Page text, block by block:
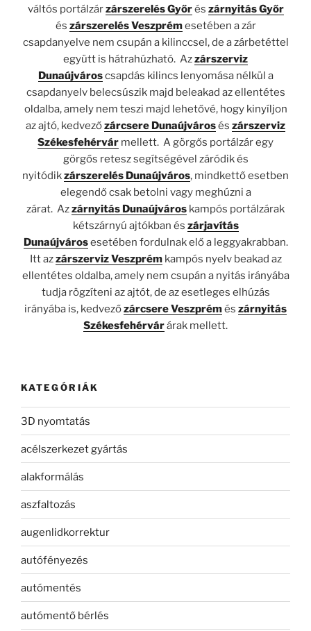
váltós portálzárzárszerelés Győrés zárnyitás Győr
és zárszerelés Veszprémesetében a zár
csapdanyelve nem csupán a kilinccsel, de a zárbetéttel
együtt is hátrahúzható. Azzárszerviz
Dunaújvároscsapdás kilincs lenyomása nélkül a
csapdanyelv belecsúszik majd beleakad az ellentétes
oldalba, amely nem teszi majd lehetővé, hogy kinyíljon
az ajtó, kedvezőzárcsere Dunaújvárosés zárszerviz
Székesfehérvár mellett. A görgős portálzár egy
görgős retesz segítségével záródik és
nyitódikzárszerelés Dunaújváros, mindkettő esetben
elegendő csak betolni vagy meghúzni a
zárat. Azzárnyitás Dunaújváros kampós portálzárak
kétszárnyú ajtókban és zárjavítás
Dunaújvárosesetében fordulnak elő a leggyakrabban.
Itt azzárszerviz Veszprémkampós nyelv beakad az
ellentétes oldalba, amely nem csupán a nyitás irányába
tudja rögzíteni az ajtót, de az esetleges elhúzás
irányába is, kedvezőzárcsere Veszprémés zárnyitás
Székesfehérvárárak mellett.
KATEGÓRIÁK
3D nyomtatás
acélszerkezet gyártás
alakformálás
aszfaltozás
augenlidkorrektur
autófényezés
autómentés
autómentő bérlés